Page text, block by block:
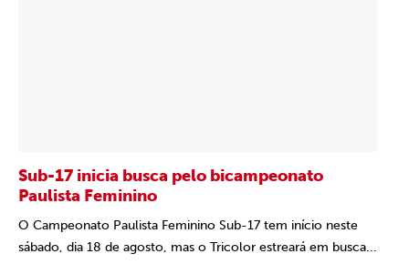
Sub-17 inicia busca pelo bicampeonato
Paulista Feminino
O Campeonato Paulista Feminino Sub-17 tem início neste
sábado, dia 18 de agosto, mas o Tricolor estreará em busca...